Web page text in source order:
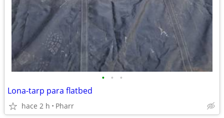
• • •
Lona-tarp para flatbed
hace 2 h Pharr